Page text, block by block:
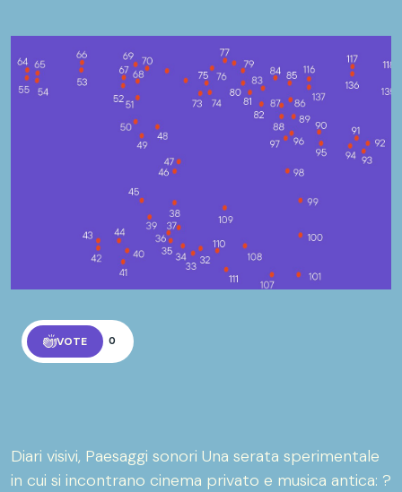
VOTE 0
Diari visivi, Paesaggi sonori Una serata sperimentale
in cui si incontrano cinema privato e musica antica: ?